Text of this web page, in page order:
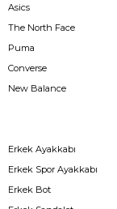
Asics
The North Face
Puma
Converse
New Balance
Erkek Ayakkabı
Erkek Spor Ayakkabı
Erkek Bot